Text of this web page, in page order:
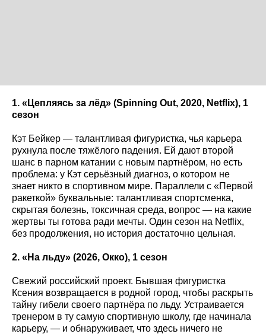
1. «Цепляясь за лёд» (Spinning Out, 2020, Netflix), 1
сезон
Кэт Бейкер — талантливая фигуристка, чья карьера
рухнула после тяжёлого падения. Ей дают второй
шанс в парном катании с новым партнёром, но есть
проблема: у Кэт серьёзный диагноз, о котором не
знает никто в спортивном мире. Параллели с «Первой
ракеткой» буквальные: талантливая спортсменка,
скрытая болезнь, токсичная среда, вопрос — на какие
жертвы ты готова ради мечты. Один сезон на Netflix,
без продолжения, но история достаточно цельная.
2. «На льду» (2026, Окко), 1 сезон
Свежий российский проект. Бывшая фигуристка
Ксения возвращается в родной город, чтобы раскрыть
тайну гибели своего партнёра по льду. Устраивается
тренером в ту самую спортивную школу, где начинала
карьеру, — и обнаруживает, что здесь ничего не